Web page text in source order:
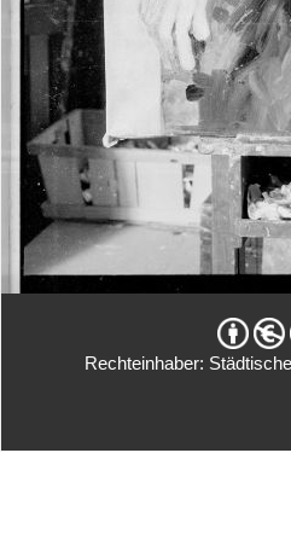
Rechteinhaber: